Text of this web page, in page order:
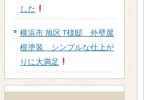
した
横浜市 旭区 T様邸 外壁屋
根塗装 シンプルな仕上が
りに大満足